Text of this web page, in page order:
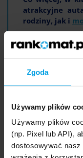
Zgoda
Używamy plików
Używamy plików
(np. Pixel lub API),
dostosowywać
atrakcyjne
rodziny, jak i
Do takich
Opel Astra,
Kia Ceed,
Mazda 3,
Peugeot 308.